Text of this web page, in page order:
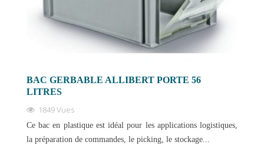
BAC GERBABLE ALLIBERT PORTE 56
LITRES
1849 Vues
Ce bac en plastique est idéal pour les applications logistiques,
la préparation de commandes, le picking, le stockage...